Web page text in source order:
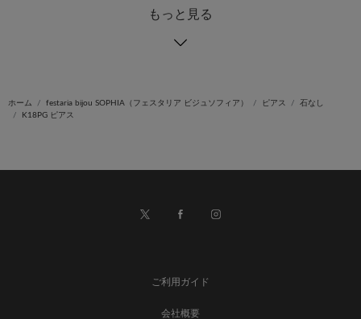
もっと見る
ホーム festaria bijou SOPHIA（フェスタリア ビジュソフィア） ピアス
石なし
K18PG ピアス
ご利用ガイド
会社概要